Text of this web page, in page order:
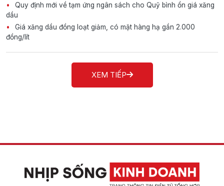
Quy định mới về tạm ứng ngân sách cho Quỹ bình ổn giá xăng
dầu
Giá xăng dầu đồng loạt giảm, có mặt hàng hạ gần 2.000
đồng/lít
XEM TIẾP